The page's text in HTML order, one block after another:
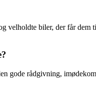
velholdte biler, der får
gode rådgivning,